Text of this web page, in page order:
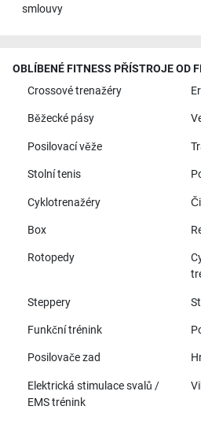
smlouvy
OBLÍBENÉ FITNESS PŘÍSTROJE OD
Crossové trenažéry
Běžecké pásy
Posilovací věže
Stolní tenis
Cyklotrenažéry
Box
Rotopedy
Steppery
Funkční trénink
Posilovače zad
Elektrická stimulace svalů /
EMS trénink